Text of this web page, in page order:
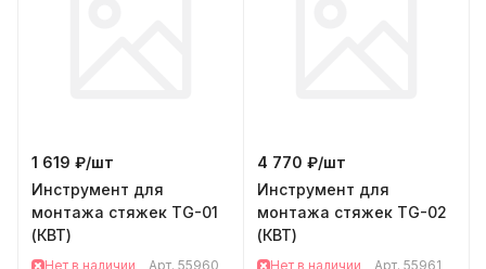
1 619 ₽/шт
Инструмент для
монтажа стяжек TG-01
(КВТ)
Нет в наличии Арт. 55960
4 770 ₽/шт
Инструмент для
монтажа стяжек TG-02
(КВТ)
Нет в наличии Арт. 55961